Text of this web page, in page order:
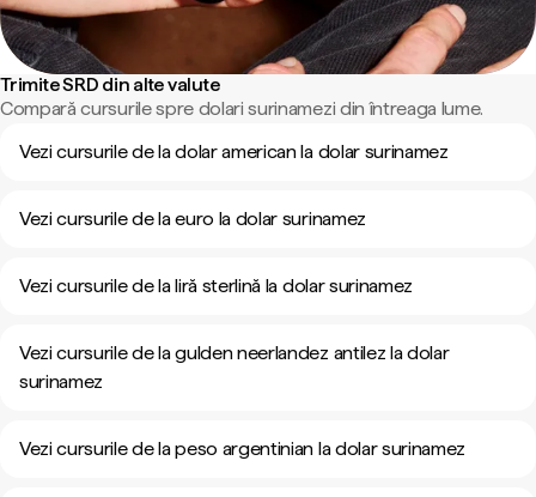
Trimite SRD din alte valute
Compară cursurile spre dolari surinamezi din întreaga lume.
Vezi cursurile de la dolar american la dolar surinamez
Vezi cursurile de la euro la dolar surinamez
Vezi cursurile de la liră sterlină la dolar surinamez
Vezi cursurile de la gulden neerlandez antilez la dolar
surinamez
Vezi cursurile de la peso argentinian la dolar surinamez